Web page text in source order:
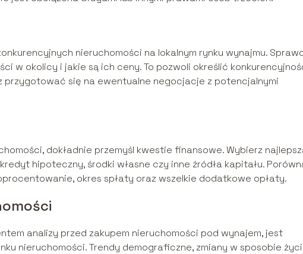
nieruchomości na lokalnym rynku wynajmu.
w okolicy i jakie są ich ceny. To pozwoli określić
się na ewentualne negocjacje z potencjalnymi
dokładnie przemyśl kwestie finansowe. Wybierz
hipoteczny, środki własne czy inne źródła kapitału.
okres spłaty oraz wszelkie dodatkowe opłaty.
analizy przed zakupem nieruchomości pod wynajem, jest
nieruchomości. Trendy demograficzne, zmiany w sposobie